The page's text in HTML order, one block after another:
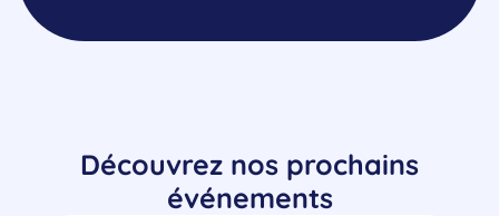
Découvrez nos prochains
événements